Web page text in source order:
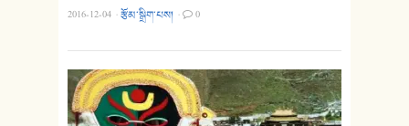
2016-12-04 ·རྩོམ་སྒྲིག་པས། · 0